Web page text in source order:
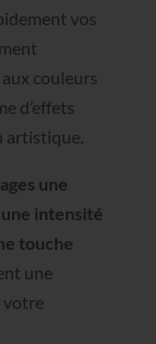
vos
couleurs
d’effets
artistique.
une
intensité
touche
une
votre